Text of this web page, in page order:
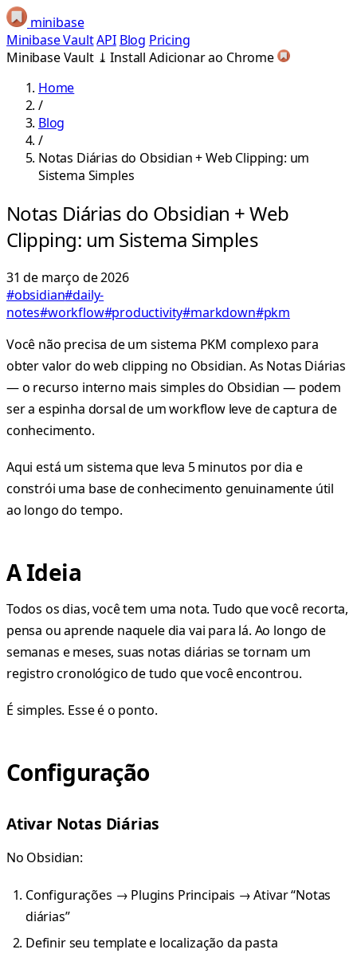
minibase
Minibase VaultAPI Blog Pricing
Minibase Vault ⤓ Install Adicionar ao Chrome
Home
/
Blog
/
Notas Diárias do Obsidian + Web Clipping: um
Sistema Simples
Notas Diárias do Obsidian + Web
Clipping: um Sistema Simples
31 de março de 2026
#obsidian#daily-
notes#workflow#productivity#markdown#pkm
Você não precisa de um sistema PKM complexo para
obter valor do web clipping no Obsidian. As Notas Diárias
— o recurso interno mais simples do Obsidian — podem
ser a espinha dorsal de um workflow leve de captura de
conhecimento.
Aqui está um sistema que leva 5 minutos por dia e
constrói uma base de conhecimento genuinamente útil
ao longo do tempo.
A Ideia
Todos os dias, você tem uma nota. Tudo que você recorta,
pensa ou aprende naquele dia vai para lá. Ao longo de
semanas e meses, suas notas diárias se tornam um
registro cronológico de tudo que você encontrou.
É simples. Esse é o ponto.
Configuração
Ativar Notas Diárias
No Obsidian:
Configurações → Plugins Principais → Ativar “Notas
diárias”
Definir seu template e localização da pasta